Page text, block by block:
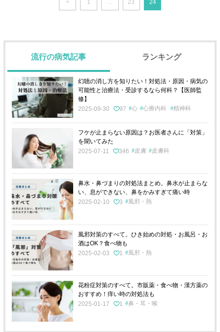
< 1 … 23 24
流行の病気記事 ランキング
幻聴の消し方を知りたい！対処法・原因・病気の
可能性と治療法・受診するなら何科？【医師監
修】
2025-09-30
97 心 心療内科 精神科
フケが止まらない原因は？お医者さんに「対策」
を聞いてみた
2025-07-11
346 皮膚 皮膚科
鼻水・鼻づまりの対処法まとめ。鼻水が止まらな
い、息ができない、鼻をかみすぎて痛い時
2025-02-10
3 風邪・熱
風邪対策のすべて。ひき始めの対処・お風呂・お
酒はOK？食べ物も
2025-02-03
1 風邪・熱
花粉症対策のすべて。市販薬・食べ物・漢方薬の
おすすめ！痒い時の対処法も
2025-01-17
1 鼻・耳・喉